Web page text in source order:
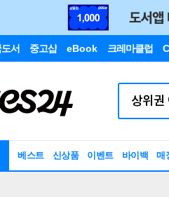
서 중고샵 eBook 크레마클럽
베스트 신상품 이벤트 바이백 매